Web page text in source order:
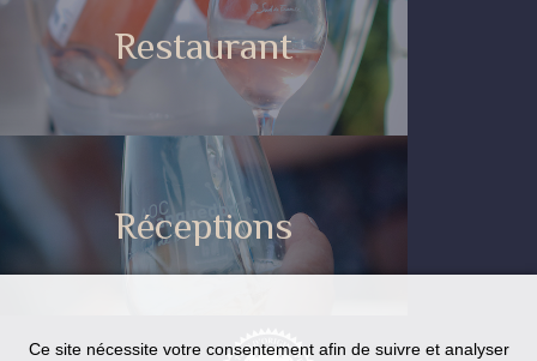
Restaurant
Réceptions
Ce site nécessite votre consentement afin de suivre et analyser